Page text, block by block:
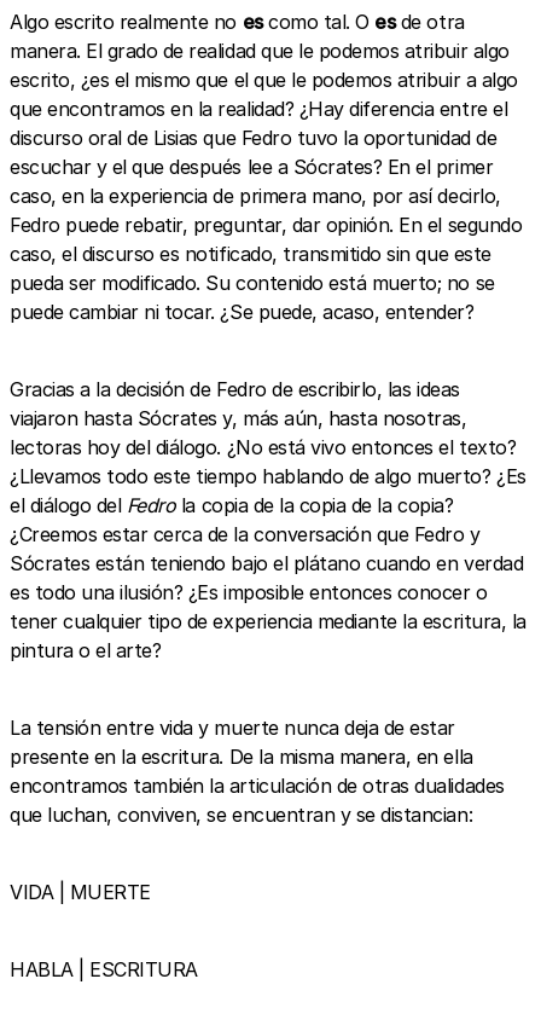
Algo escrito realmente no escomo tal. O esde otra
manera. El grado de realidad que le podemos atribuir algo
escrito, ¿es el mismo que el que le podemos atribuir a algo
que encontramos en la realidad? ¿Hay diferencia entre el
discurso oral de Lisias que Fedro tuvo la oportunidad de
escuchar y el que después lee a Sócrates? En el primer
caso, en la experiencia de primera mano, por así decirlo,
Fedro puede rebatir, preguntar, dar opinión. En el segundo
caso, el discurso es notificado, transmitido sin que este
pueda ser modificado. Su contenido está muerto; no se
puede cambiar ni tocar. ¿Se puede, acaso, entender?
Gracias a la decisión de Fedro de escribirlo, las ideas
viajaron hasta Sócrates y, más aún, hasta nosotras,
lectoras hoy del diálogo. ¿No está vivo entonces el texto?
¿Llevamos todo este tiempo hablando de algo muerto? ¿Es
el diálogo del Fedrola copia de la copia de la copia?
¿Creemos estar cerca de la conversación que Fedro y
Sócrates están teniendo bajo el plátano cuando en verdad
es todo una ilusión? ¿Es imposible entonces conocer o
tener cualquier tipo de experiencia mediante la escritura, la
pintura o el arte?
La tensión entre vida y muerte nunca deja de estar
presente en la escritura. De la misma manera, en ella
encontramos también la articulación de otras dualidades
que luchan, conviven, se encuentran y se distancian:
VIDA | MUERTE
HABLA | ESCRITURA